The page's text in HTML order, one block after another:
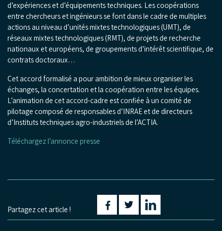
d’expériences et d’équipements techniques. Les coopérations
entre chercheurs et ingénieurs se font dans le cadre de multiples
actions au niveau d’unités mixtes technologiques (UMT), de
réseaux mixtes technologiques (RMT), de projets de recherche
nationaux et européens, de groupements d’intérêt scientifique, de
contrats doctoraux…
Cet accord formalisé a pour ambition de mieux organiser les
échanges, la concertation et la coopération entre les équipes.
L’animation de cet accord-cadre est confiée à un comité de
pilotage composé de responsables d’INRAE et de directeurs
d’Instituts techniques agro-industriels de l’ACTIA.
Téléchargez l’annonce presse
Partagez cet article !